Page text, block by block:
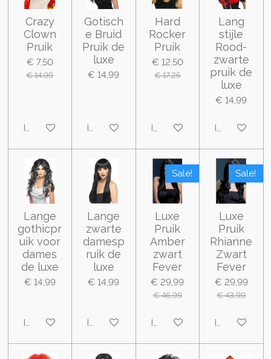
Crazy
Clown
Pruik
€ 7,50
€ 14,99
In winkelwagen
Gotisch
e Bruid
Pruik de
luxe
€ 14,99
In winkelwagen
Hard
Rocker
Pruik
€ 12,50
€ 17,25
In winkelwagen
Lang
stijle
Rood-
zwarte
pruik de
luxe
€ 14,99
In
Lange
gothicpr
uik voor
dames
de luxe
€ 14,99
In winkelwagen
Lange
zwarte
damesp
ruik de
luxe
€ 14,99
In winkelwagen
Sale!
Luxe
Pruik
Amber
zwart
Fever
€ 29,99
€ 46,99
In winkelwagen
Sale!
Luxe
Pruik
Rhianne
Zwart
Fever
€ 29,99
€ 43,99
In